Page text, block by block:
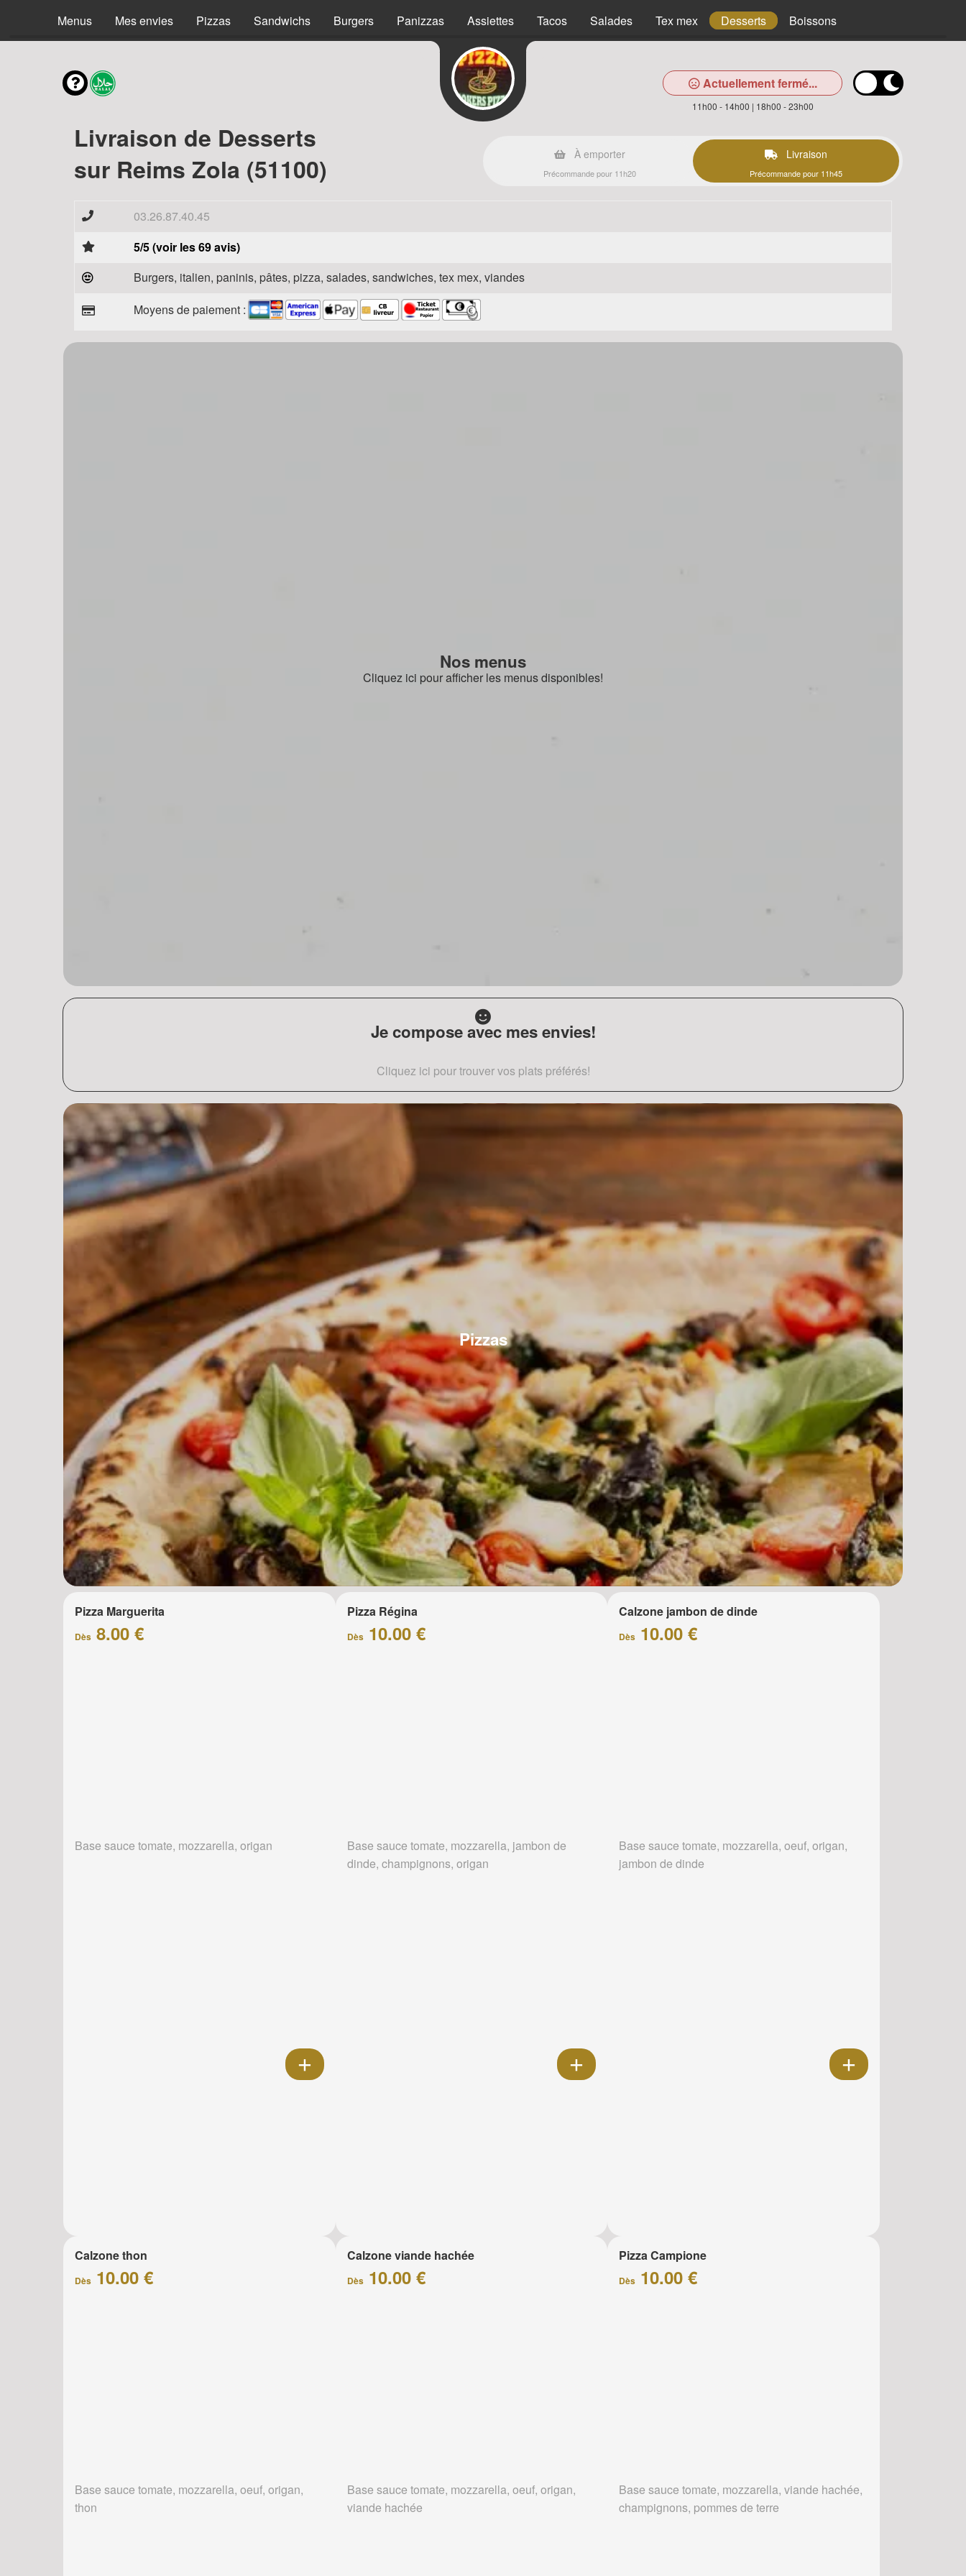
Menus Mes envies Pizzas Sandwichs Burgers Panizzas Assiettes Tacos Salades Tex mex Desserts Boissons
Actuellement fermé...
11h00 - 14h00 | 18h00 - 23h00
Livraison de Desserts
sur Reims Zola (51100)
À emporter
Précommande pour 11h20
Livraison
Précommande pour 11h45
03.26.87.40.45
5/5 (voir les 69 avis)
Burgers, italien, paninis, pâtes, pizza, salades, sandwiches, tex mex, viandes
Moyens de paiement :
Nos menus
Cliquez ici pour afficher les menus disponibles!
Je compose avec mes envies!
Cliquez ici pour trouver vos plats préférés!
Pizzas
Pizza Marguerita
Dès 8.00 €
Base sauce tomate, mozzarella, origan
Pizza Régina
Dès10.00 €
Base sauce tomate, mozzarella, jambon de
dinde, champignons, origan
Calzone jambon de dinde
Dès 10.00 €
Base sauce tomate, mozzarella, oeuf, origan,
jambon de dinde
Calzone thon
Dès 10.00 €
Base sauce tomate, mozzarella, oeuf, origan,
thon
Calzone viande hachée
Dès10.00 €
Base sauce tomate, mozzarella, oeuf, origan,
viande hachée
Pizza Campione
Dès 10.00 €
Base sauce tomate, mozzarella, viande hachée,
champignons, pommes de terre